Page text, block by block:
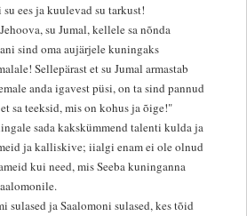
su ees ja kuulevad su tarkust!
su Jumal, kellele sa nõnda
sind oma aujärjele kuningaks
Sellepärast et su Jumal armastab
anda igavest püsi, on ta sind pannud
sa teeksid, mis on kohus ja õige!"
sada kakskümmend talenti kulda ja
ja kalliskive; iialgi enam ei ole olnud
kui need, mis Seeba kuninganna
sulased ja Saalomoni sulased, kes tõid